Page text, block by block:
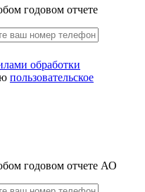
годовом отчете
обработки
пользовательское
годовом отчете АО